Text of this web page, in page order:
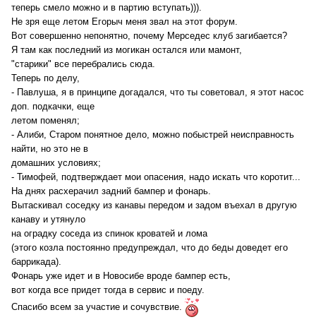
теперь смело можно и в партию вступать))).
Не зря еще летом Егорыч меня звал на этот форум.
Вот совершенно непонятно, почему Мерседес клуб загибается?
Я там как последний из могикан остался или мамонт,
"старики" все перебрались сюда.
Теперь по делу,
- Павлуша, я в принципе догадался, что ты советовал, я этот насос
доп. подкачки, еще
летом поменял;
- Алиби, Старом понятное дело, можно побыстрей неисправность
найти, но это не в
домашних условиях;
- Тимофей, подтверждает мои опасения, надо искать что коротит...
На днях расхерачил задний бампер и фонарь.
Вытаскивал соседку из канавы передом и задом въехал в другую
канаву и утянуло
на оградку соседа из спинок кроватей и лома
(этого козла постоянно предупреждал, что до беды доведет его
баррикада).
Фонарь уже идет и в Новосибе вроде бампер есть,
вот когда все придет тогда в сервис и поеду.
Спасибо всем за участие и сочувствие.